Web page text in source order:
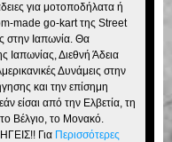
Οσάκα
για μοτοποδήλατα ή
made go-kart της Street
στην Ιαπωνία. Θα
Ιαπωνίας, Διεθνή Άδεια
Δυνάμεις στην
και την επίσημη
είσαι από την Ελβετία, τη
Βέλγιο, το Μονακό.
Για Περισσότερες